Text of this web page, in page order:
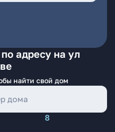
адресу на ул
найти свой дом
8